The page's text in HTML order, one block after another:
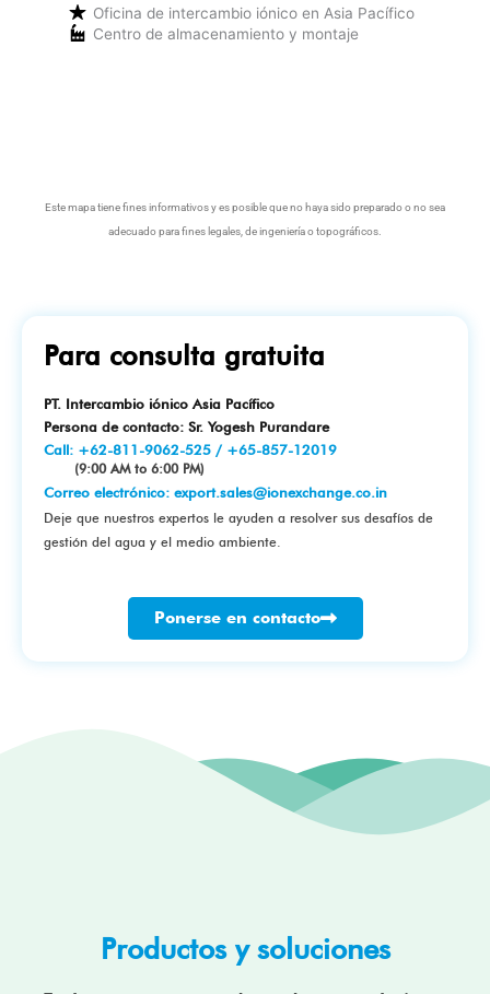
Oficina de intercambio iónico en Asia Pacífico
Centro de almacenamiento y montaje
Este mapa tiene fines informativos y es posible que no haya sido preparado o no sea
adecuado para fines legales, de ingeniería o topográficos.
Para consulta gratuita
PT. Intercambio iónico Asia Pacífico
Persona de contacto: Sr. Yogesh Purandare
Call: +62-811-9062-525 / +65-857-12019
(9:00 AM to 6:00 PM)
Correo electrónico: export.sales@ionexchange.co.in
Deje que nuestros expertos le ayuden a resolver sus desafíos de
gestión del agua y el medio ambiente.
Ponerse en contacto
Productos y soluciones